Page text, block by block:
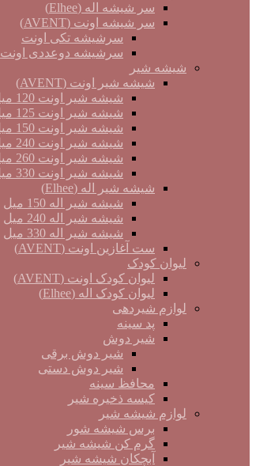
سر شیشه اله (Elhee)
سر شیشه اونت (AVENT)
سرشیشه تکی اونت
سرشیشه دوعددی اونت
شیشه شیر
شیشه شیر اونت (AVENT)
شیشه شیر اونت 120 میل
شیشه شیر اونت 125 میل
شیشه شیر اونت 150 میل
شیشه شیر اونت 240 میل
شیشه شیر اونت 260 میل
شیشه شیر اونت 330 میل
شیشه شیر اله (Elhee)
شیشه شیر اله 150 میل
شیشه شیر اله 240 میل
شیشه شیر اله 330 میل
ست آغازین اونت (AVENT)
لیوان کودک
لیوان کودک اونت (AVENT)
لیوان کودک اله (Elhee)
لوازم شیردهی
پد سینه
شیر دوش
شیر دوش برقی
شیر دوش دستی
محافظ سینه
کیسه ذخیره شیر
لوازم شیشه شیر
برس شیشه شور
گرم کن شیشه شیر
آبچکان شیشه شیر